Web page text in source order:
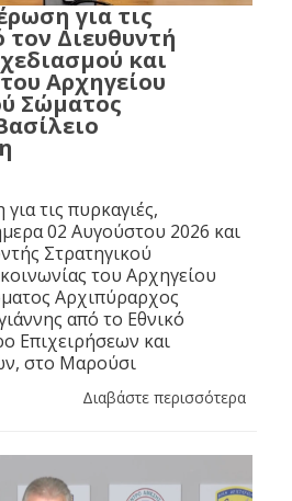
για τις
Διευθυντή
και
Αρχηγείου
Σώματος
τις πυρκαγιές,
02 Αυγούστου 2026 και
Στρατηγικού
του Αρχηγείου
Αρχιπύραρχος
από το Εθνικό
Επιχειρήσεων και
στο Μαρούσι
Διαβάστε περισσότερα